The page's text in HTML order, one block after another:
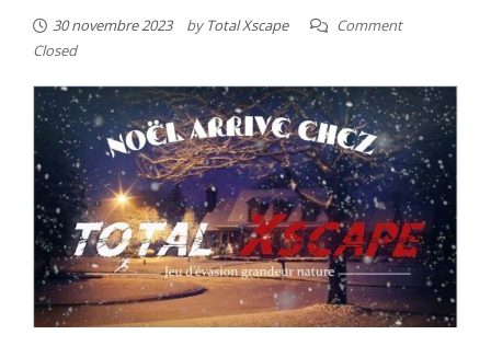
30 novembre 2023 by Total Xscape
Comment
Closed